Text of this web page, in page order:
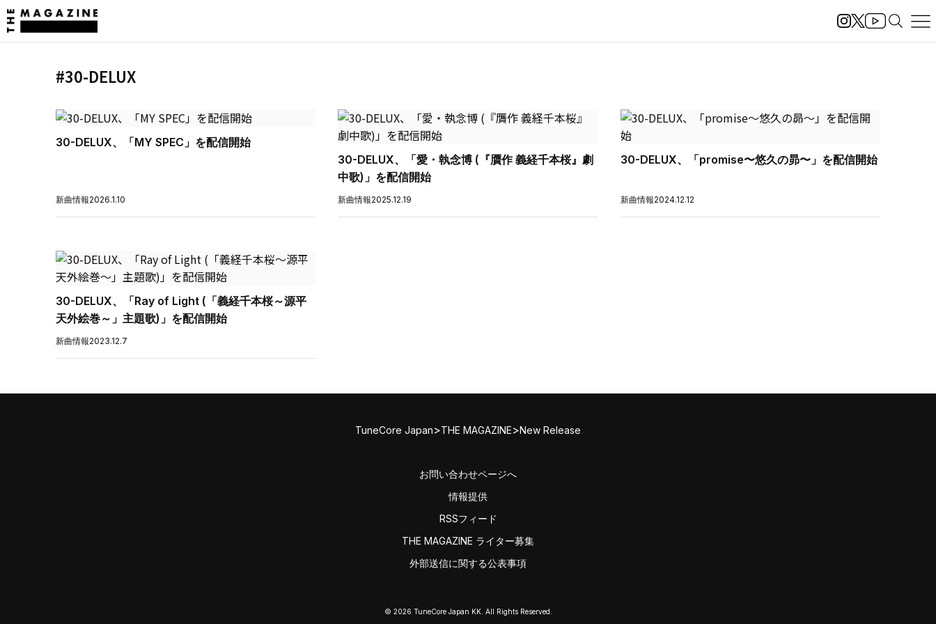
#30-DELUX
30-DELUX、「MY SPEC」を配信開始
新曲情報2026.1.10
30-DELUX、「愛・執念博 (『贋作 義経千本桜』劇
中歌)」を配信開始
新曲情報2025.12.19
30-DELUX、「promise〜悠久の昴〜」を配信開始
新曲情報2024.12.12
30-DELUX、「Ray of Light (「義経千本桜～源平
天外絵巻～」主題歌)」を配信開始
新曲情報2023.12.7
TuneCore Japan>THE MAGAZINE>New Release
お問い合わせページへ
情報提供
RSSフィード
THE MAGAZINE ライター募集
外部送信に関する公表事項
© 2026 TuneCore Japan KK. All Rights Reserved.